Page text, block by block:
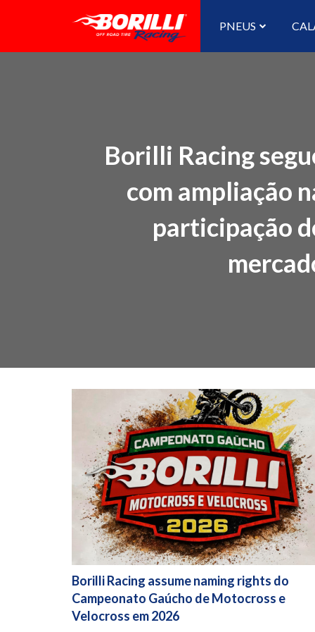
PNEUS
Borilli Racing
com ampliação
participação
Borilli Racing assume naming rights do
Campeonato Gaúcho de Motocross e
Velocross em 2026